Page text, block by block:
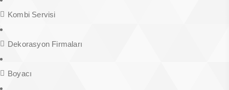
Kombi Servisi
Dekorasyon Firmaları
Boyacı